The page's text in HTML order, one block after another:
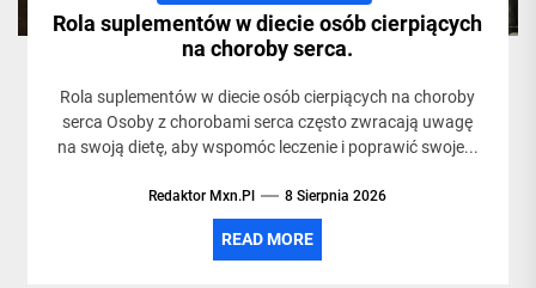
Rola suplementów w diecie osób cierpiących
na choroby serca.
Rola suplementów w diecie osób cierpiących na choroby
serca Osoby z chorobami serca często zwracają uwagę
na swoją dietę, aby wspomóc leczenie i poprawić swoje...
Redaktor Mxn.pl 8 Sierpnia 2026
READ MORE